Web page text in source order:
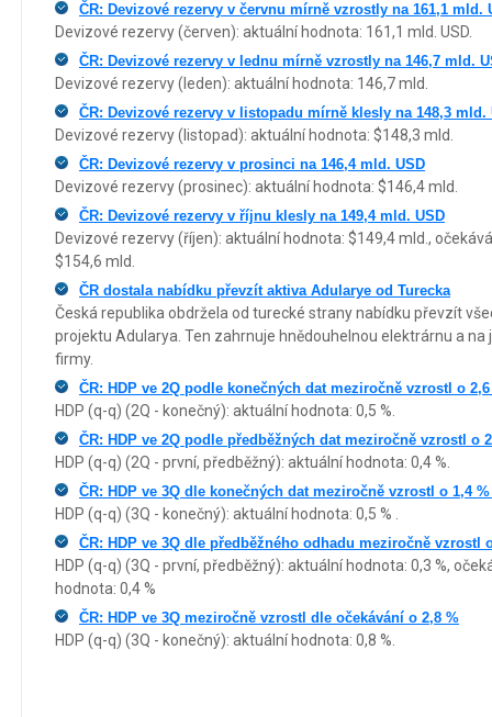
ČR: Devizové rezervy v červnu mírně vzrostly na 161,1 mld.
Devizové rezervy (červen): aktuální hodnota: 161,1 mld. USD.
ČR: Devizové rezervy v lednu mírně vzrostly na 146,7 mld.
Devizové rezervy (leden): aktuální hodnota: 146,7 mld.
ČR: Devizové rezervy v listopadu mírně klesly na 148,3 mld.
Devizové rezervy (listopad): aktuální hodnota: $148,3 mld.
ČR: Devizové rezervy v prosinci na 146,4 mld. USD
Devizové rezervy (prosinec): aktuální hodnota: $146,4 mld.
ČR: Devizové rezervy v říjnu klesly na 149,4 mld. USD
Devizové rezervy (říjen): aktuální hodnota: $149,4 mld.,
$154,6 mld.
ČR dostala nabídku převzít aktiva Adularye od Turecka
Česká republika obdržela od turecké strany nabídku převzít
projektu Adularya. Ten zahrnuje hnědouhelnou elektrárnu a na
firmy.
ČR: HDP ve 2Q podle konečných dat meziročně vzrostl o
HDP (q-q) (2Q - konečný): aktuální hodnota: 0,5 %.
ČR: HDP ve 2Q podle předběžných dat meziročně vzrostl o
HDP (q-q) (2Q - první, předběžný): aktuální hodnota: 0,4 %.
ČR: HDP ve 3Q dle konečných dat meziročně vzrostl o 1,4
HDP (q-q) (3Q - konečný): aktuální hodnota: 0,5 % .
ČR: HDP ve 3Q dle předběžného odhadu meziročně vzrostl
HDP (q-q) (3Q - první, předběžný): aktuální hodnota: 0,3 %,
hodnota: 0,4 %
ČR: HDP ve 3Q meziročně vzrostl dle očekávání o 2,8 %
HDP (q-q) (3Q - konečný): aktuální hodnota: 0,8 %.